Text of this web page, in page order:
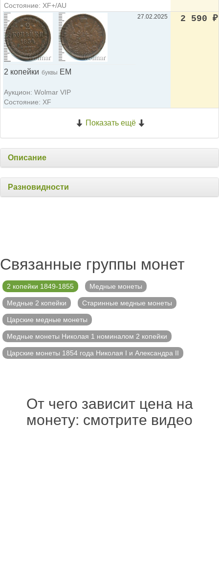
Состояние: XF+/AU
2 копейки буквы ЕМ
Аукцион: Wolmar VIP
Состояние: XF
27.02.2025 2 590 ₽
Показать ещё
Описание
Разновидности
Связанные группы монет
2 копейки 1849-1855 Медные монеты
Медные 2 копейки Старинные медные монеты
Царские медные монеты
Медные монеты Николая 1 номиналом 2 копейки
Царские монеты 1854 года Николая I и Александра II
От чего зависит цена на
монету: смотрите видео